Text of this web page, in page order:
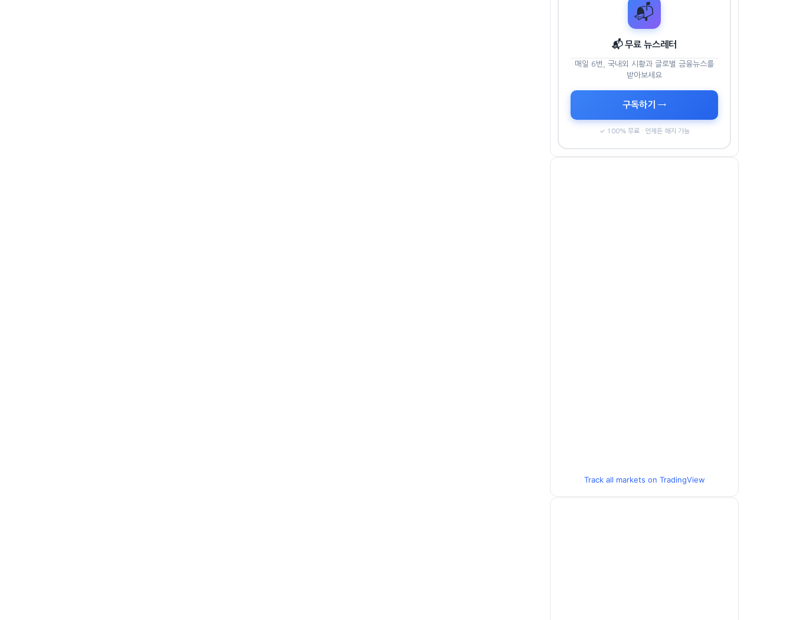
📬
📬 무료 뉴스레터
매일 6번, 국내외 시황과 글로벌 금융뉴스를
받아보세요
구독하기 →
✓ 100% 무료 · 언제든 해지 가능
Track all markets on TradingView